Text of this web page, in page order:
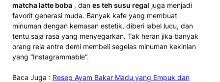
matcha latte boba , dan es teh susu regal juga menjadi
favorit generasi muda. Banyak kafe yang membuat
minuman dengan kemasan estetik, diberi label lucu, dan
tentu saja rasa yang menyegarkan. Tak heran jika banyak
orang rela antre demi membeli segelas minuman kekinian
yang “Instagrammable”.
Baca Juga : Resep Ayam Bakar Madu yang Empuk dan